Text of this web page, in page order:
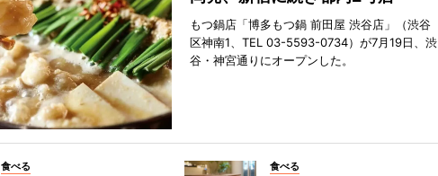
もつ鍋店「博多もつ鍋 前田屋 渋谷店」（渋谷
区神南1、TEL 03-5593-0734）が7月19日、渋
谷・神宮通りにオープンした。
食べる 食べる